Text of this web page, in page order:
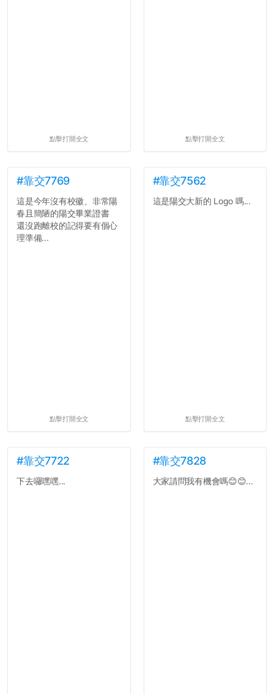
點擊打開全文 點擊打開全文
#靠交7769
這是今年沒有校徽、非常陽
春且簡陋的陽交畢業證書
還沒跑離校的記得要有個心
理準備...
點擊打開全文
#靠交7562
這是陽交大新的 Logo 嗎...
點擊打開全文
#靠交7722
下去囉嘿嘿...
#靠交7828
大家請問我有機會嗎😊😊...